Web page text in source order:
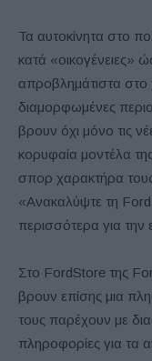
Τα αυτοκίνητα στο
κατά «οικογένειες»
απροβλημάτιστα στο
διαμορφωμένες
βρουν όχι μόνο τις
κορυφαία μοντέλα
σπορ χαρακτήρα
«Ανακαλύψτε τη
περισσότερα για την
Στο FordStore της
βρουν επίσης μια
τους παρέχουν με
πληροφορίες για τα